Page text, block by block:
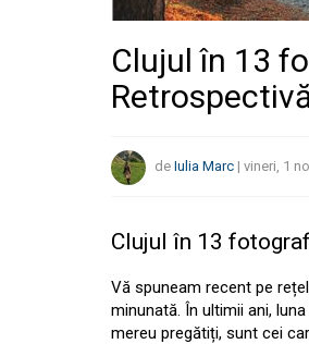
Clujul în 13
de Iulia Marc | vineri, 1
Clujul în 13
Vă spuneam recent pe
minunată. În ultimii ani,
mereu pregătiți, sunt cei